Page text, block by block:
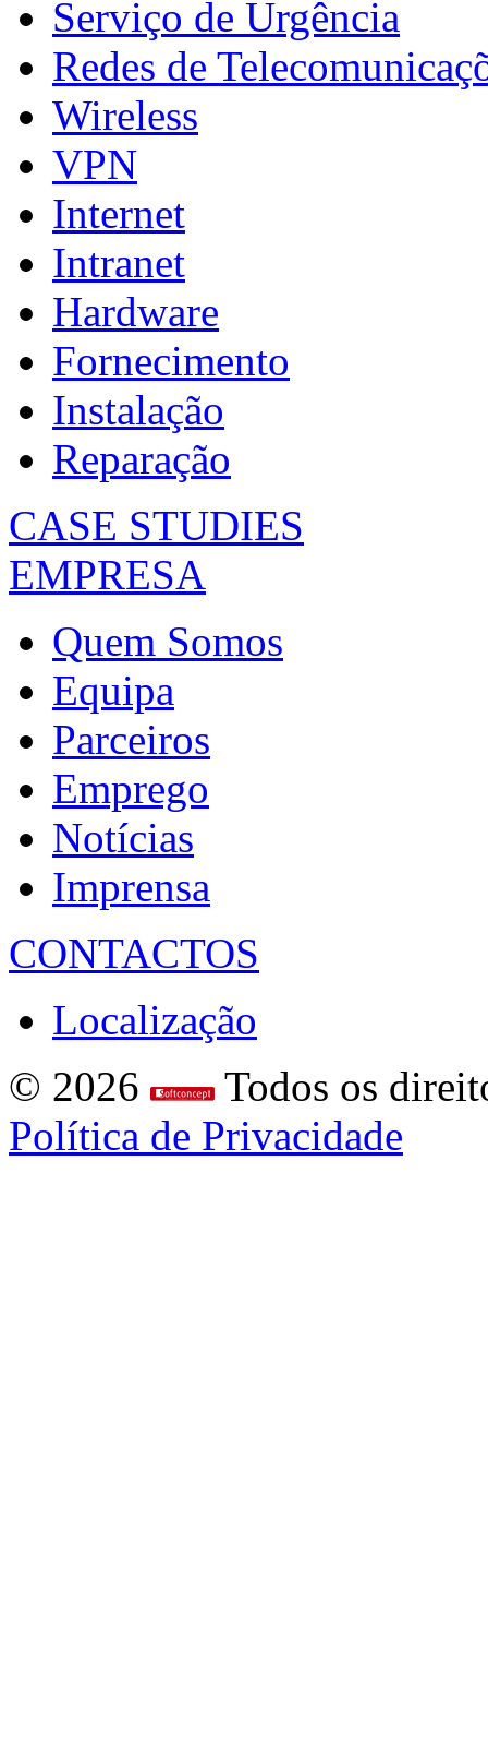
Serviço de Urgência
Redes de
Wireless
VPN
Internet
Intranet
Hardware
Fornecimento
Instalação
Reparação
CASE STUDIES
EMPRESA
Quem Somos
Equipa
Parceiros
Emprego
Notícias
Imprensa
CONTACTOS
Localização
© 2026
Todos os
Política de Privacidade